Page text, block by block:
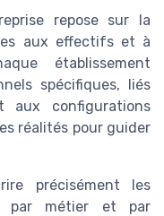
repose sur la
aux effectifs et à
établissement
spécifiques, liés
aux configurations
réalités pour guider
précisément les
par métier et par